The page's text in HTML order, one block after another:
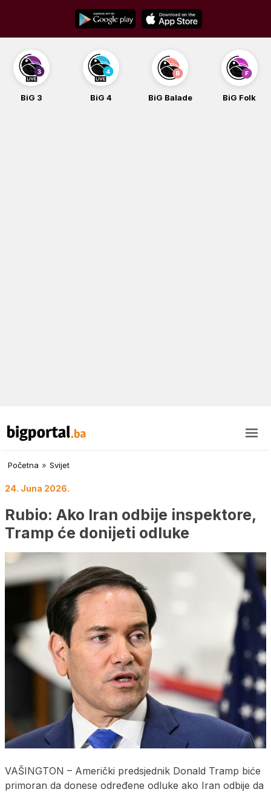
content
BiG 3 BiG 4 BiG Balade BiG Folk
Početna » Svijet
24. Juna 2026.
Rubio: Ako Iran odbije inspektore,
Tramp će donijeti odluke
VAŠINGTON – Američki predsjednik Donald Tramp biće
primoran da donese određene odluke ako Iran odbije da